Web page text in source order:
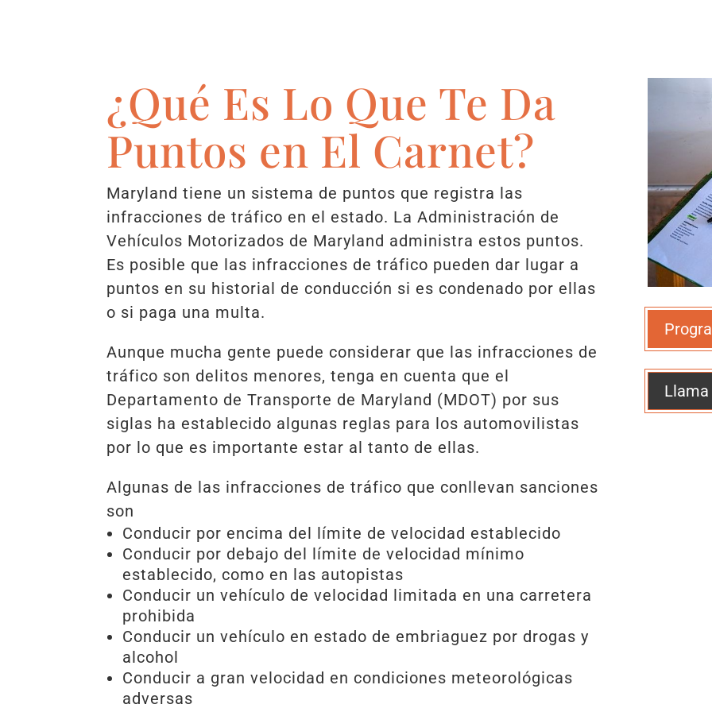
¿Qué Es Lo Que Te Da
Puntos en El Carnet?
Maryland tiene un sistema de puntos que registra las
infracciones de tráfico en el estado. La Administración de
Vehículos Motorizados de Maryland administra estos puntos.
Es posible que las infracciones de tráfico pueden dar lugar a
puntos en su historial de conducción si es condenado por ellas
o si paga una multa.
Aunque mucha gente puede considerar que las infracciones de
tráfico son delitos menores, tenga en cuenta que el
Departamento de Transporte de Maryland (MDOT) por sus
siglas ha establecido algunas reglas para los automovilistas
por lo que es importante estar al tanto de ellas.
Algunas de las infracciones de tráfico que conllevan sanciones
son
Conducir por encima del límite de velocidad establecido
Conducir por debajo del límite de velocidad mínimo
establecido, como en las autopistas
Conducir un vehículo de velocidad limitada en una carretera
prohibida
Conducir un vehículo en estado de embriaguez por drogas y
alcohol
Conducir a gran velocidad en condiciones meteorológicas
adversas
Llama